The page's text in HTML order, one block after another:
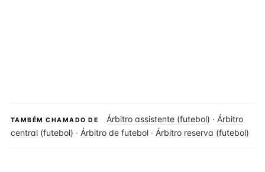
TAMBÉM CHAMADO DE Árbitro assistente (futebol) · Árbitro
central (futebol) · Árbitro de futebol · Árbitro reserva (futebol)